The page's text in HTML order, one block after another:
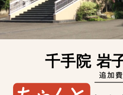
千手院 岩